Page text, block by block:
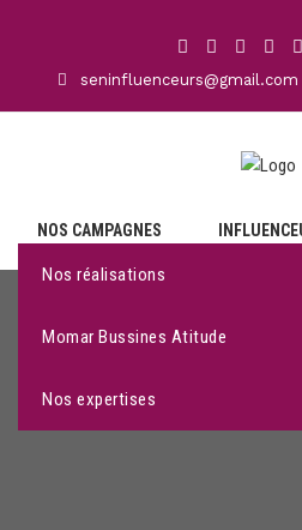
seninfluenceurs@gmail.com
NOS CAMPAGNES
Nos réalisations
Momar Bussines Atitude
Nos expertisesBATHIE